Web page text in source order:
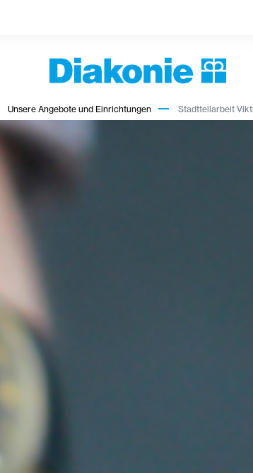
Unsere Angebote und Einrichtungen Stadtteilarbeit